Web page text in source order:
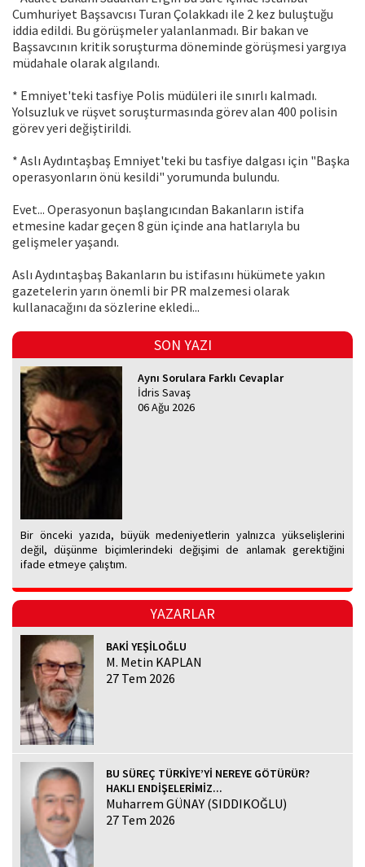
Cumhuriyet Başsavcısı Turan Çolakkadı ile 2 kez buluştuğu
iddia edildi. Bu görüşmeler yalanlanmadı. Bir bakan ve
Başsavcının kritik soruşturma döneminde görüşmesi yargıya
müdahale olarak algılandı.
* Emniyet'teki tasfiye Polis müdüleri ile sınırlı kalmadı.
Yolsuzluk ve rüşvet soruşturmasında görev alan 400 polisin
görev yeri değiştirildi.
* Aslı Aydıntaşbaş Emniyet'teki bu tasfiye dalgası için "Başka
operasyonların önü kesildi" yorumunda bulundu.
Evet... Operasyonun başlangıcından Bakanların istifa
etmesine kadar geçen 8 gün içinde ana hatlarıyla bu
gelişmeler yaşandı.
Aslı Aydıntaşbaş Bakanların bu istifasını hükümete yakın
gazetelerin yarın önemli bir PR malzemesi olarak
kullanacağını da sözlerine ekledi...
SON YAZI
Aynı Sorulara Farklı Cevaplar
İdris Savaş
06 Ağu 2026
Bir önceki yazıda, büyük medeniyetlerin yalnızca yükselişlerini
değil, düşünme biçimlerindeki değişimi de anlamak gerektiğini
ifade etmeye çalıştım.
YAZARLAR
BAKİ YEŞİLOĞLU
M. Metin KAPLAN
27 Tem 2026
BU SÜREÇ TÜRKİYE’Yİ NEREYE GÖTÜRÜR?
HAKLI ENDİŞELERİMİZ...
Muharrem GÜNAY (SIDDIKOĞLU)
27 Tem 2026